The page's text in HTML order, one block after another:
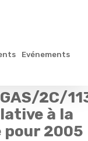
Evénements
2C/
à la
2005